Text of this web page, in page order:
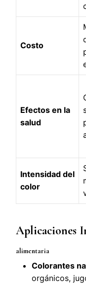
Costo
Efectos en la
salud
Intensidad del
color
Aplicaciones
alimentaria
Colorantes
orgánicos,